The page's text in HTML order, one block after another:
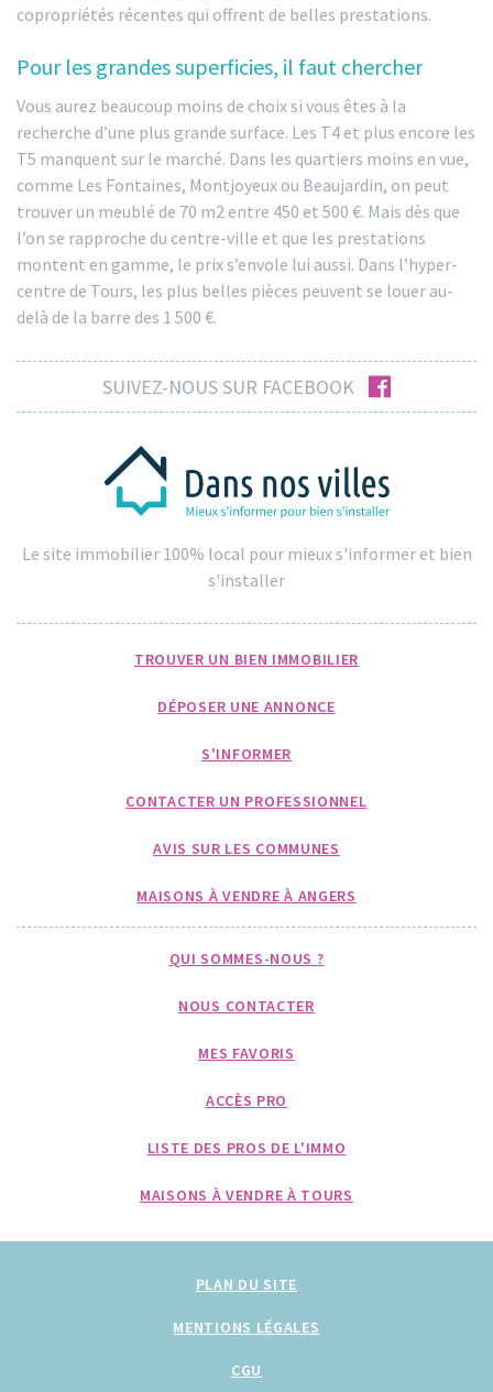
copropriétés récentes qui offrent de belles prestations.
Pour les grandes superficies, il faut chercher
Vous aurez beaucoup moins de choix si vous êtes à la
recherche d’une plus grande surface. Les T4 et plus encore les
T5 manquent sur le marché. Dans les quartiers moins en vue,
comme Les Fontaines, Montjoyeux ou Beaujardin, on peut
trouver un meublé de 70 m2 entre 450 et 500 €. Mais dès que
l’on se rapproche du centre-ville et que les prestations
montent en gamme, le prix s’envole lui aussi. Dans l’hyper-
centre de Tours, les plus belles pièces peuvent se louer au-
delà de la barre des 1 500 €.
SUIVEZ-NOUS SUR FACEBOOK facebook
Le site immobilier 100% local pour mieux s'informer et bien
s'installer
TROUVER UN BIEN IMMOBILIER
DÉPOSER UNE ANNONCE
S'INFORMER
CONTACTER UN PROFESSIONNEL
AVIS SUR LES COMMUNES
MAISONS À VENDRE À ANGERS
QUI SOMMES-NOUS ?
NOUS CONTACTER
MES FAVORIS
ACCÈS PRO
LISTE DES PROS DE L'IMMO
MAISONS À VENDRE À TOURS
PLAN DU SITE
MENTIONS LÉGALES
CGU